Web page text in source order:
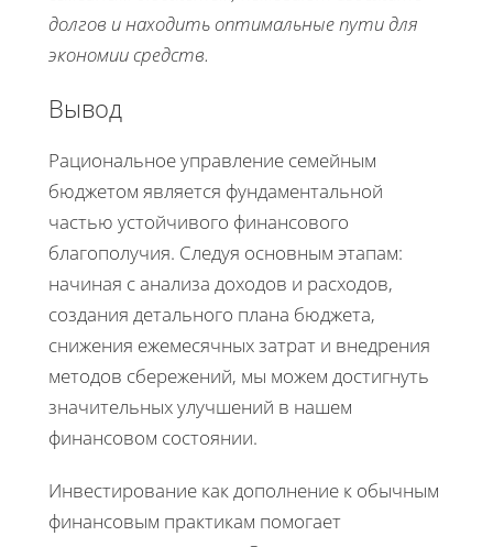
долгов и находить оптимальные пути для
экономии средств.
Вывод
Рациональное управление семейным
бюджетом является фундаментальной
частью устойчивого финансового
благополучия. Следуя основным этапам:
начиная с анализа доходов и расходов,
создания детального плана бюджета,
снижения ежемесячных затрат и внедрения
методов сбережений, мы можем достигнуть
значительных улучшений в нашем
финансовом состоянии.
Инвестирование как дополнение к обычным
финансовым практикам помогает